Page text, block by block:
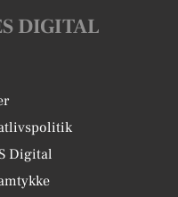
DIGITAL
Digital